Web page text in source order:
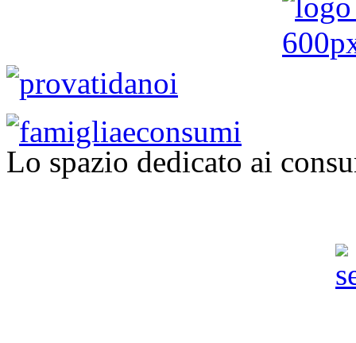
Lo spazio dedicato ai